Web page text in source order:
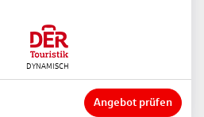
Angebot prüfen